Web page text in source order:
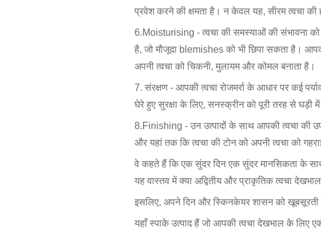
प्रवेश करने की क्षमता है। न केवल यह, सीरम त्वचा
6.Moisturising - त्वचा की समस्याओं की संभावना को
है, जो मौजूदा blemishes को भी छिपा सकता है।
अपनी त्वचा को चिकनी, मुलायम और कोमल बनाता है।
7. संरक्षण - आपकी त्वचा रोजमर्रा के आधार पर कई
घेरे हुए सुरक्षा के लिए, सनस्क्रीन को पूरी तरह से घड़ी में
8.Finishing - उन उत्पादों के साथ आपकी त्वचा की
और यहां तक कि त्वचा की टोन को अपनी त्वचा को
वे कहते हैं कि एक सुंदर दिन एक सुंदर मानसिकता के
यह वास्तव में क्या अद्वितीय और प्राकृतिक त्वचा
इसलिए, अपने दिन और स्किनकेयर शासन को
यहाँ स्पाके उत्पाद हैं जो आपकी त्वचा देखभाल के लिए